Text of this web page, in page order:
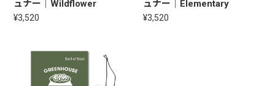
ュナー｜Wildflower
¥3,520
ュナー｜Elementary
¥3,520